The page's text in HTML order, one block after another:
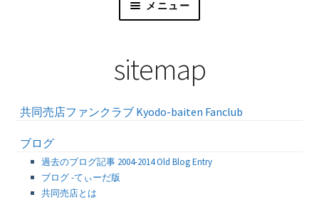
メニュー
マップとリスト
ファンクラブ
sitemap
共同売店ファンクラブ Kyodo-baiten Fanclub
ブログ
過去のブログ記事 2004-2014 Old Blog Entry
ブログ -てぃーだ版
共同売店とは